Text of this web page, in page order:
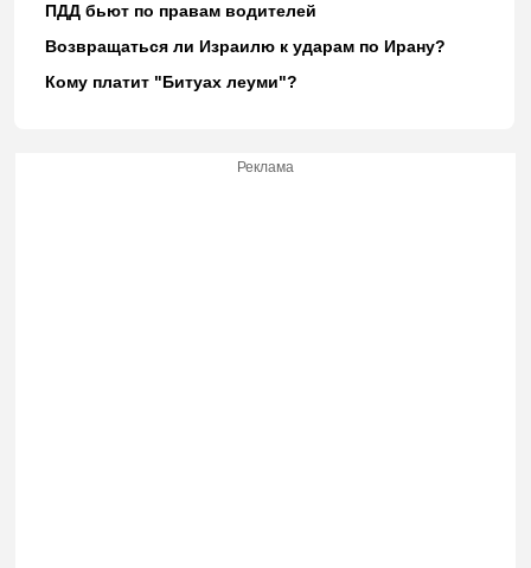
ПДД бьют по правам водителей
Возвращаться ли Израилю к ударам по Ирану?
Кому платит "Битуах леуми"?
Реклама